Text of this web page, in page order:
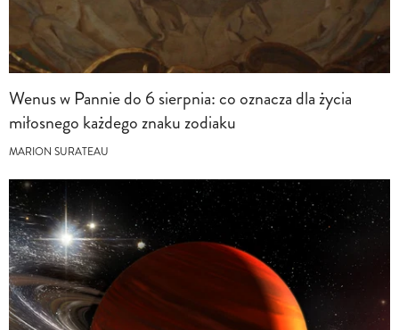
Wenus w Pannie do 6 sierpnia: co oznacza dla życia
miłosnego każdego znaku zodiaku
MARION SURATEAU